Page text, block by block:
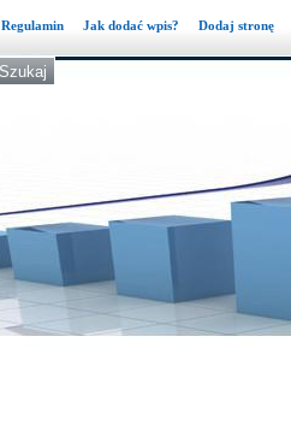
Regulamin Jak dodać wpis? Dodaj stronę